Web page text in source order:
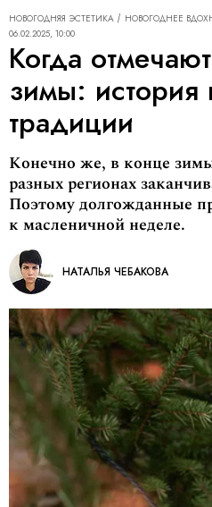
НОВОГОДНЯЯ ЭСТЕТИКА НОВОГОДНЕЕ
06.02.2025, 10:00
Когда
зимы: история
традиции
Конечно же, в конце
разных регионах
Поэтому долгожданные
к масленичной неделе.
НАТАЛЬЯ ЧЕБАКОВА